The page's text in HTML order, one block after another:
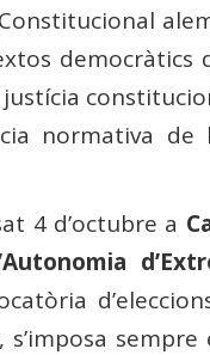
normativa de
4 d’octubre a